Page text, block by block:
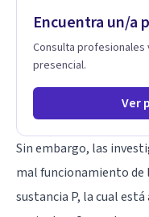
Encuentra un/a
Consulta
presencial.
Ver
Sin embargo, las
mal funcionamiento
sustancia P, la cual